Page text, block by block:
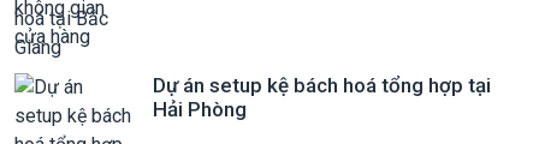
Dự án setup kệ bách hoá tổng hợp tại
Hải Phòng